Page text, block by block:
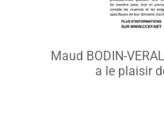
Maud BODIN-
a le plaisir